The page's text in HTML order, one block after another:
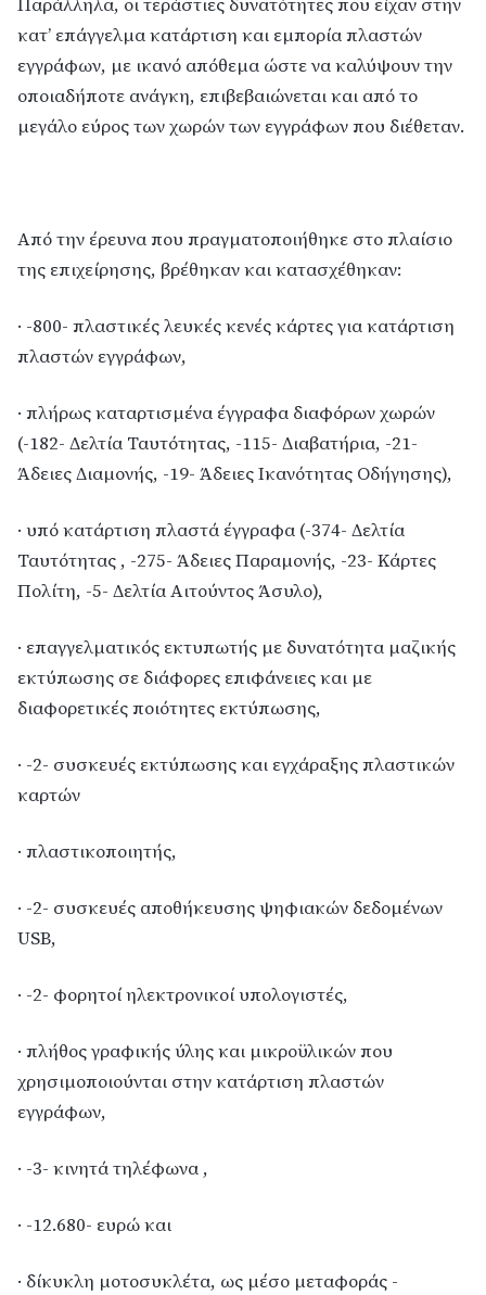
κατ’ επάγγελμα κατάρτιση και εμπορία πλαστών
εγγράφων, με ικανό απόθεμα ώστε να καλύψουν την
οποιαδήποτε ανάγκη, επιβεβαιώνεται και από το
μεγάλο εύρος των χωρών των εγγράφων που διέθεταν.
Από την έρευνα που πραγματοποιήθηκε στο πλαίσιο
της επιχείρησης, βρέθηκαν και κατασχέθηκαν:
· -800- πλαστικές λευκές κενές κάρτες για κατάρτιση
πλαστών εγγράφων,
· πλήρως καταρτισμένα έγγραφα διαφόρων χωρών
(-182- Δελτία Ταυτότητας, -115- Διαβατήρια, -21-
Άδειες Διαμονής, -19- Άδειες Ικανότητας Οδήγησης),
· υπό κατάρτιση πλαστά έγγραφα (-374- Δελτία
Ταυτότητας , -275- Άδειες Παραμονής, -23- Κάρτες
Πολίτη, -5- Δελτία Αιτούντος Άσυλο),
· επαγγελματικός εκτυπωτής με δυνατότητα μαζικής
εκτύπωσης σε διάφορες επιφάνειες και με
διαφορετικές ποιότητες εκτύπωσης,
· -2- συσκευές εκτύπωσης και εγχάραξης πλαστικών
καρτών
· πλαστικοποιητής,
· -2- συσκευές αποθήκευσης ψηφιακών δεδομένων
USB,
· -2- φορητοί ηλεκτρονικοί υπολογιστές,
· πλήθος γραφικής ύλης και μικροϋλικών που
χρησιμοποιούνται στην κατάρτιση πλαστών
εγγράφων,
· -3- κινητά τηλέφωνα ,
· -12.680- ευρώ και
· δίκυκλη μοτοσυκλέτα, ως μέσο μεταφοράς -